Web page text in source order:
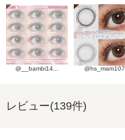
@__bambi14... @hs_mam107
レビュー(139件)